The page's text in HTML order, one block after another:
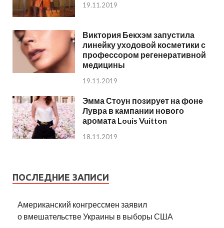
19.11.2019
Виктория Бекхэм запустила
линейку уходовой косметики с
профессором регенеративной
медицины
19.11.2019
Эмма Стоун позирует на фоне
Лувра в кампании нового
аромата Louis Vuitton
18.11.2019
ПОСЛЕДНИЕ ЗАПИСИ
Американский конгрессмен заявил
о вмешательстве Украины в выборы США